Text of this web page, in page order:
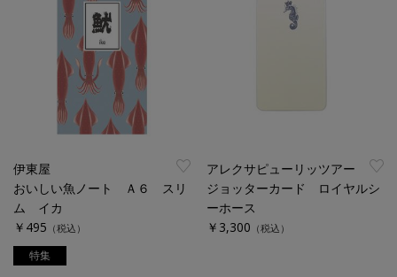
伊東屋
おいしい魚ノート Ａ６ スリ
ム イカ
￥495 （税込）
特集
アレクサピューリッツアー
ジョッターカード ロイヤルシ
ーホース
￥3,300 （税込）